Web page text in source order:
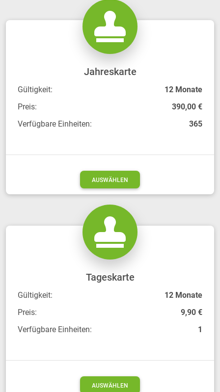
Jahreskarte
Gültigkeit:
12 Monate
Preis:
390,00 €
Verfügbare Einheiten:
365
AUSWÄHLEN
Tageskarte
Gültigkeit:
12 Monate
Preis:
9,90 €
Verfügbare Einheiten:
1
AUSWÄHLEN